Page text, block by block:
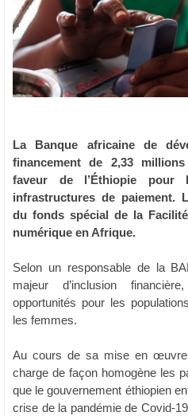
La Banque africaine de
financement de 2,33
faveur de l’Éthiopie pour
infrastructures de paiement.
du fonds spécial de la
numérique en Afrique.
Selon un responsable de la
majeur d’inclusion
opportunités pour les
les femmes.
Au cours de sa mise en
charge de façon homogène les
que le gouvernement éthiopien
crise de la pandémie de Covid-